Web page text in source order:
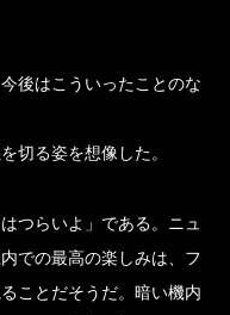
後はこういったことのな
切る姿を想像した。
つらいよ」である。ニュ
での最高の楽しみは、フ
ことだそうだ。暗い機内